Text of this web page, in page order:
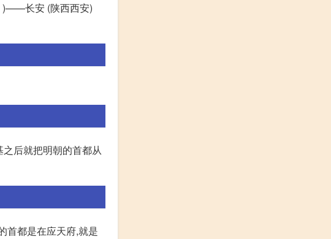
长安 (陕西西安)
后就把明朝的首都从
首都是在应天府,就是